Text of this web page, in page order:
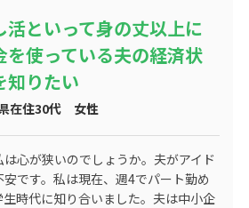
活といって身の丈以上に
を使っている夫の経済状
知りたい
在住30代 女性
心が狭いのでしょうか。夫がアイド
です。私は現在、週4でパート勤め
時代に知り合いました。夫は中小企